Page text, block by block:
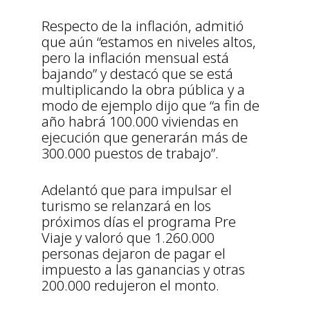
Respecto de la inflación, admitió
que aún “estamos en niveles altos,
pero la inflación mensual está
bajando” y destacó que se está
multiplicando la obra pública y a
modo de ejemplo dijo que “a fin de
año habrá 100.000 viviendas en
ejecución que generarán más de
300.000 puestos de trabajo”.
Adelantó que para impulsar el
turismo se relanzará en los
próximos días el programa Pre
Viaje y valoró que 1.260.000
personas dejaron de pagar el
impuesto a las ganancias y otras
200.000 redujeron el monto.